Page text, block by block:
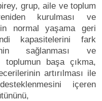
grup, aile ve toplum
kurulması ve
normal yaşama geri
kapasitelerini fark
sağlanması ve
toplumun başa çıkma,
artırılması ile
içeren